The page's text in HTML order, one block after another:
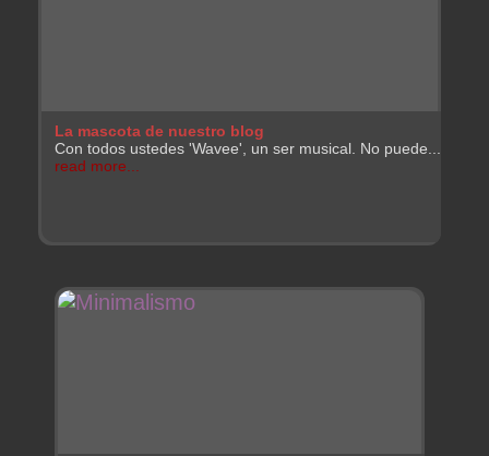
La mascota de nuestro blog
Con todos ustedes 'Wavee', un ser musical. No puede...
read more...